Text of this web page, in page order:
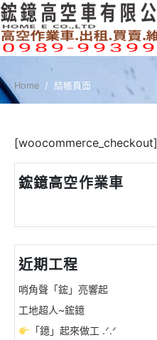
Home 結帳頁面
[woocommerce_checkout]
鋐鐿高空作業車
近期工程
哨角聲「鋐」亮響起
工地超人~鋐鐿
「鐿」起來做工 .ᐟ.ᐟ